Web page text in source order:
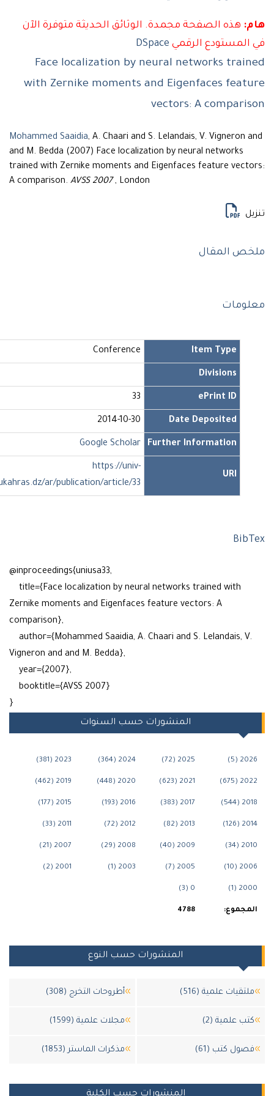
هذه الصفحة مجمدة. الوثائق الحديثة متوفرة الآن
المستودع الرقميDSpace
Face localization by neural networks
with Zernike moments and Eigenfaces
vectors: A
Mohammed Saaidia, A. Chaari and S. Lelandais, V. Vigneron
and M. Bedda (2007) Face localization by neural networks
trained with Zernike moments and Eigenfaces feature
A comparison.AVSS 2007, London
المقال
Item Type
Conference
Divisions
ePrint ID
Date Deposited
2014-10-30
Further Information
Google Scholar
https://univ-
soukahras.dz/ar/publication/article/33
@inproceedings{uniusa33,
title={Face localization by neural networks trained with
Zernike moments and Eigenfaces feature vectors: A
comparison},
author={Mohammed Saaidia, A. Chaari and S. Lelandais, V.
Vigneron and and M. Bedda},
year={2007},
booktitle={AVSS 2007}
المنشورات حسب السنوات
2026 (5)
2025 (72)
2024 (364)
2023 (381)
2022 (675)
2020 (448)
2014 (126)
2010 (34)
2009 (40)
2008 (29)
2007 (21)
2006 (10)
2005 (7)
2003 (1)
2001 (2)
2000 (1)
المجموع: 4788
المنشورات حسب النوع
ملتقيات علمية (516) أطروحات التخرج (308)
كتب علمية (2) مجلات علمية (1599)
فصول كتب (61) مذكرات الماستر (1853)